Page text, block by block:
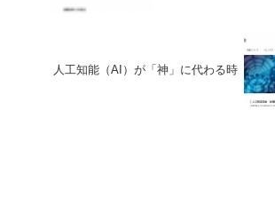
人工知能（AI）が「神」に代わる時